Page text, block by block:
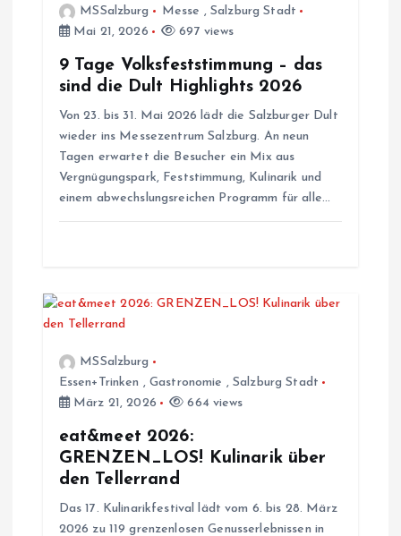
t
MSSalzburg Messe , Salzburg Stadt
Mai 21, 2026
697 views
9 Tage Volksfeststimmung – das
sind die Dult Highlights 2026
Von 23. bis 31. Mai 2026 lädt die Salzburger Dult
wieder ins Messezentrum Salzburg. An neun
Tagen erwartet die Besucher ein Mix aus
Vergnügungspark, Feststimmung, Kulinarik und
einem abwechslungsreichen Programm für alle…
MSSalzburg
Essen+Trinken ,Gastronomie ,Salzburg Stadt
März 21, 2026
664 views
eat&meet 2026:
GRENZEN_LOS! Kulinarik über
den Tellerrand
Das 17. Kulinarikfestival lädt vom 6. bis 28. März
2026 zu 119 grenzenlosen Genusserlebnissen in